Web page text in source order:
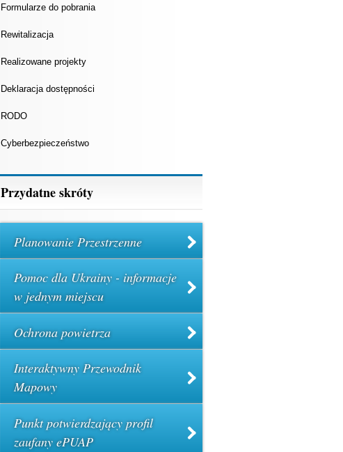
Formularze do pobrania
Rewitalizacja
Realizowane projekty
Deklaracja dostępności
RODO
Cyberbezpieczeństwo
Przydatne skróty
Planowanie Przestrzenne
Pomoc dla Ukrainy - informacje
w jednym miejscu
Ochrona powietrza
Interaktywny Przewodnik
Mapowy
Punkt potwierdzający profil
zaufany ePUAP